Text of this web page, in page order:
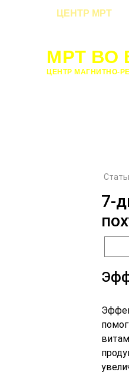
ЦЕНТР МРТ
МРТ ВО
ЦЕНТР МАГНИТНО-
7-